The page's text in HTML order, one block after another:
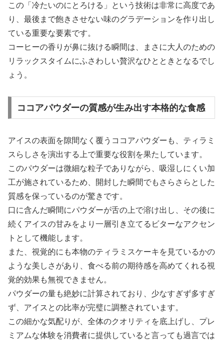
この「冷たいのにとろける」という技術は非常に高度であ
り、最後まで飽きさせない味のグラデーションを作り出し
ている重要な要素です。
コーヒーの香りが鼻に抜ける瞬間は、まさに大人のための
リラックスタイムにふさわしい贅沢なひとときとなるでし
ょう。
ココアパウダーの質感が生み出す本格的な食感
アイスの表面を隙間なく覆うココアパウダーも、ティラミ
スらしさを演出する上で重要な役割を果たしています。
このパウダーは微細な粒子でありながら、吸湿しにくい加
工が施されているため、開封した瞬間でもさらさらとした
質感を保っているのが驚きです。
口に含んだ瞬間にパウダーが舌の上で溶け出し、その後に
続くアイスの甘みをより一層引き立てるビターなアクセン
トとして機能します。
また、視覚的にも本物のティラミスケーキを見ているかの
ような美しさがあり、食べる前の期待感を高めてくれる視
覚的効果も無視できません。
パウダーの量も絶妙に計算されており、少なすぎず多すぎ
ず、アイスとの比率が完璧に調整されています。
この細かな気配りが、全体のクオリティを底上げし、プレ
ミアムな体験を消費者に提供していると言っても過言では